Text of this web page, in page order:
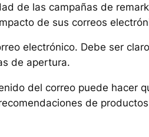
de las campañas de
de sus correos
electrónico. Debe ser
de apertura.
del correo puede hacer
de